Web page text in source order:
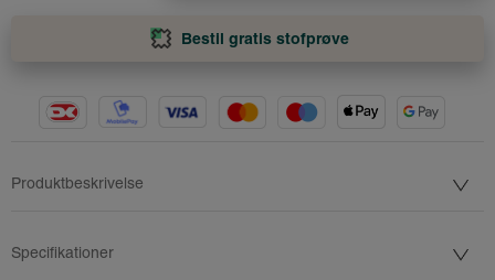
Bestil gratis stofprøve
Produktbeskrivelse
Specifikationer